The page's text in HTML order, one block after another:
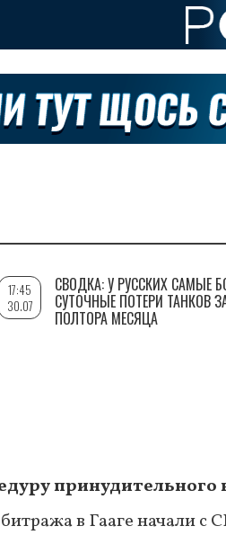
принудительного
в Гааге начали с
17:45
30.07
СВОДКА: У РУССКИХ САМЫЕ
СУТОЧНЫЕ ПОТЕРИ ТАНКОВ
ПОЛТОРА МЕСЯЦА